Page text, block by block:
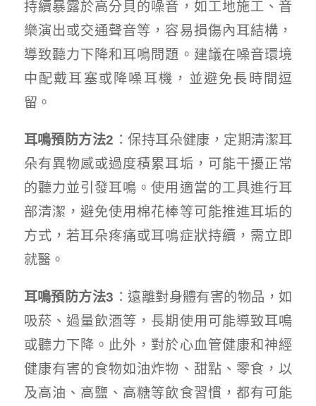
持續暴露於高分貝的噪音，如工地施工、音
樂演出或交通聲音等，容易損傷內耳結構，
導致聽力下降和耳鳴問題。建議在噪音環境
中配戴耳塞或降噪耳機，並避免長時間逗
留。
耳鳴預防方法2 ：保持耳朵健康，定期清潔耳
朵有異物感或過度積累耳垢，可能干擾正常
的聽力並引發耳鳴。使用適當的工具進行耳
部清潔，避免使用棉花棒等可能推進耳垢的
方式，若耳朵疼痛或耳鳴症狀持續，需立即
就醫。
耳鳴預防方法3 ：遠離對身體有害的物品，如
吸菸、過量飲酒等，長期使用可能導致耳鳴
或聽力下降。此外，對於心血管健康和神經
健康有害的食物如油炸物、甜點、零食，以
及高油、高鹽、高糖等飲食習慣，都有可能